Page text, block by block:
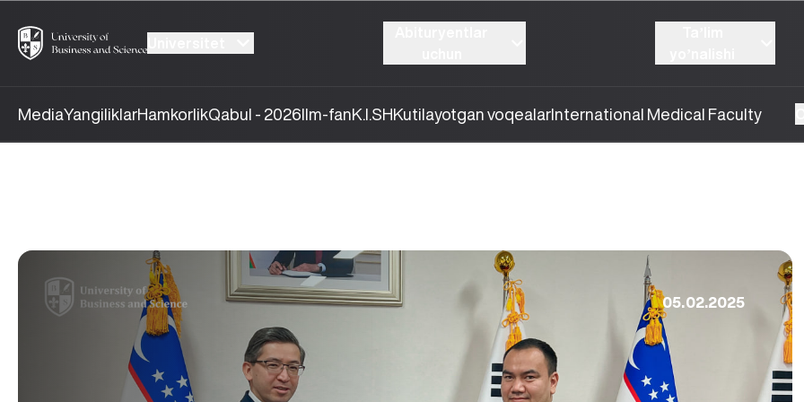
MediaYangiliklarHamkorlikQabul - 2026Ilm-fanK.I.SHKutilayotgan voqealarInternational Medical Faculty
05.02.2025